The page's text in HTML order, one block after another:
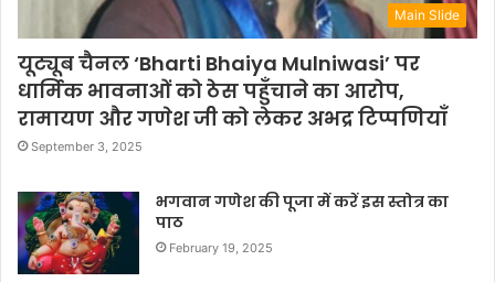
Main Slide
यूट्यूब चैनल ‘Bharti Bhaiya Mulniwasi’ पर
धार्मिक भावनाओं को ठेस पहुँचाने का आरोप,
रामायण और गणेश जी को लेकर अभद्र टिप्पणियाँ
September 3, 2025
भगवान गणेश की पूजा में करें इस स्तोत्र का
पाठ
February 19, 2025